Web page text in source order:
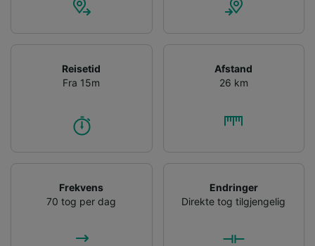
Reisetid
Fra 15m
Afstand
26 km
Frekvens
70 tog per dag
Endringer
Direkte tog tilgjengelig